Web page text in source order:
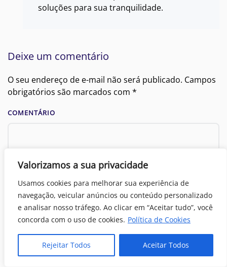
Valorizamos a sua privacidade
Usamos cookies para melhorar sua experiência de
navegação, veicular anúncios ou conteúdo personalizado
e analisar nosso tráfego. Ao clicar em “Aceitar tudo”, você
concorda com o uso de cookies. Política de Cookies
Rejeitar Todos Aceitar Todos
soluções para sua tranquilidade.
Deixe um comentário
O seu endereço de e-mail não será publicado. Campos
obrigatórios são marcados com *
COMENTÁRIO